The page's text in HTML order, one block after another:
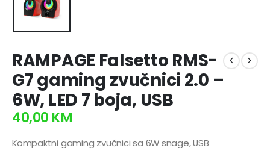
RAMPAGE Falsetto RMS-
G7 gaming zvučnici 2.0 –
6W, LED 7 boja, USB
40,00 KM
Kompaktni gaming zvučnici sa 6W snage, USB